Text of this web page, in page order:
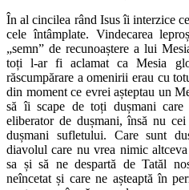
În al cincilea rând Isus îi interzice
cele întâmplate. Vindecarea
„semn” de recunoaștere a lui
toți l-ar fi aclamat ca Mesia
răscumpărare a omenirii erau cu
din moment ce evrei așteptau un
să îi scape de toți dușmani
eliberator de dușmani, însă nu
dușmani sufletului. Care sunt
diavolul care nu vrea nimic
sa și să ne despartă de Tatăl
neîncetat și care ne așteaptă în